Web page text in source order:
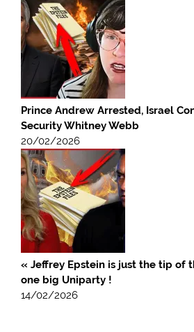
Prince Andrew Arrested, Israel
Security Whitney Webb
20/02/2026
« Jeffrey Epstein is just the tip of
one big Uniparty !
14/02/2026